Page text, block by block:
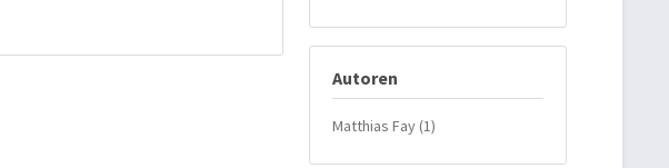
Autoren
Matthias Fay (1)